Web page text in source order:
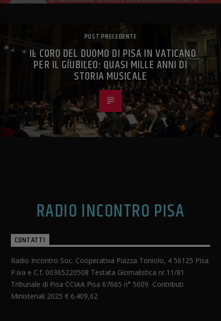
POST PRECEDENTE
IL CORO DEL DUOMO DI PISA IN VATICANO
PER IL GIUBILEO: QUASI MILLE ANNI DI
STORIA MUSICALE
RADIO INCONTRO PISA
CONTATTI
Radio Incontro Soc. Cooperativa Piazza Toniolo, 4 56125 Pisa
P.iva e C.f. 00365220508 Testata Giornalistica nr.11/81
Tribunale di Pisa CCIAA Pisa 67665 n° 5009 Contributi
Ministeriali 2025 € 6.409,62